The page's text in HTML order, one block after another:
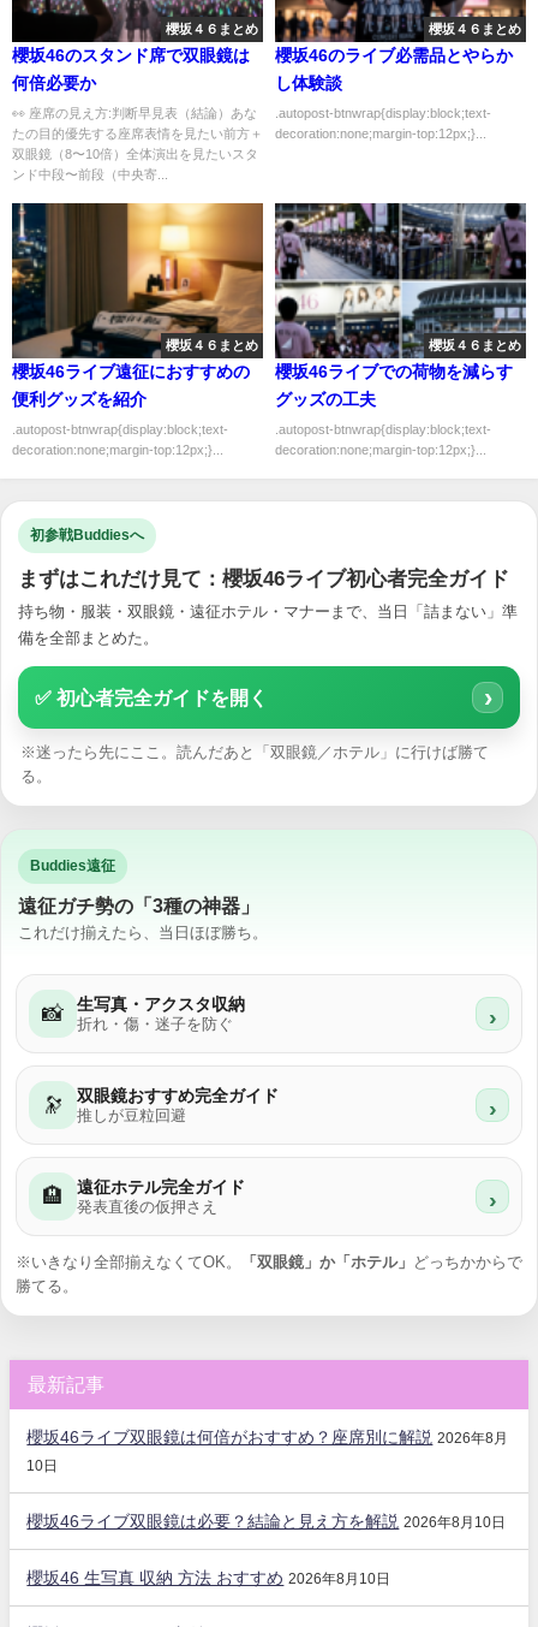
櫻坂４６まとめ
櫻坂46のスタンド席で双眼鏡は
何倍必要か
👀 座席の見え方:判断早見表（結論）あな
たの目的優先する座席表情を見たい前方＋
双眼鏡（8〜10倍）全体演出を見たいスタ
ンド中段〜前段（中央寄...
櫻坂４６まとめ
櫻坂46のライブ必需品とやらか
し体験談
.autopost-btnwrap{display:block;text-
decoration:none;margin-top:12px;}...
櫻坂４６まとめ
櫻坂46ライブ遠征におすすめの
便利グッズを紹介
.autopost-btnwrap{display:block;text-
decoration:none;margin-top:12px;}...
櫻坂４６まとめ
櫻坂46ライブでの荷物を減らす
グッズの工夫
.autopost-btnwrap{display:block;text-
decoration:none;margin-top:12px;}...
初参戦Buddiesへ
まずはこれだけ見て：櫻坂46ライブ初心者完全ガイド
持ち物・服装・双眼鏡・遠征ホテル・マナーまで、当日「詰まない」準
備を全部まとめた。
✅ 初心者完全ガイドを開く ›
※迷ったら先にここ。読んだあと「双眼鏡／ホテル」に行けば勝て
る。
Buddies遠征
遠征ガチ勢の「3種の神器」
これだけ揃えたら、当日ほぼ勝ち。
📸 生写真・アクスタ収納
折れ・傷・迷子を防ぐ ›
🔭 双眼鏡おすすめ完全ガイド
推しが豆粒回避 ›
🏨 遠征ホテル完全ガイド
発表直後の仮押さえ ›
※いきなり全部揃えなくてOK。 「双眼鏡」か「ホテル」
どっちかからで
勝てる。
最新記事
櫻坂46ライブ双眼鏡は何倍がおすすめ？座席別に解説 2026年8月
10日
櫻坂46ライブ双眼鏡は必要？結論と見え方を解説 2026年8月10日
櫻坂46 生写真 収納 方法 おすすめ 2026年8月10日